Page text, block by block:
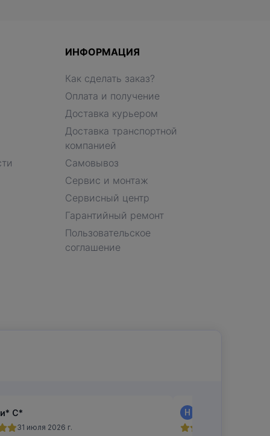
ИНФОРМАЦИЯ
Как сделать заказ?
Оплата и получение
Доставка курьером
Доставка транспортной
компанией
Самовывоз
Сервис и монтаж
Сервисный центр
Гарантийный ремонт
Пользовательское
соглашение